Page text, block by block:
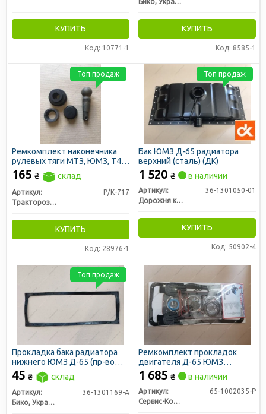
КУПИТЬ
Код: 10771-1
Бико, Украина
КУПИТЬ
Код: 8585-1
Ремкомплект наконечника
рулевых тяги МТЗ, ЮМЗ, Т40,
Т16 (с пальцем) (Руслан-
Комплект)
165 ₴ склад
Артикул:
Р/К-717
Тракторозапчасть г. Ромны
КУПИТЬ
Код: 28976-1
Топ продаж
Бак ЮМЗ Д-65 радиатора
верхний (сталь) (ДК)
1 520 ₴ в наличии
Артикул:
36-1301050-01
Дорожня карта
КУПИТЬ
Код: 50902-4
Топ продаж
Прокладка бака радиатора
нижнего ЮМЗ Д-65 (пр-во
Украина)
45 ₴ склад
Артикул:
36-1301169-А
Бико, Украина
Топ продаж
Ремкомплект прокладок
двигателя Д-65 ЮМЗ
РЕМОНТНИК (41
наименования) (пр-во
Сервис-Комплектация)
1 685 ₴ в наличии
Артикул:
65-1002035-Р
Сервис-Комплектация ООО, Украина